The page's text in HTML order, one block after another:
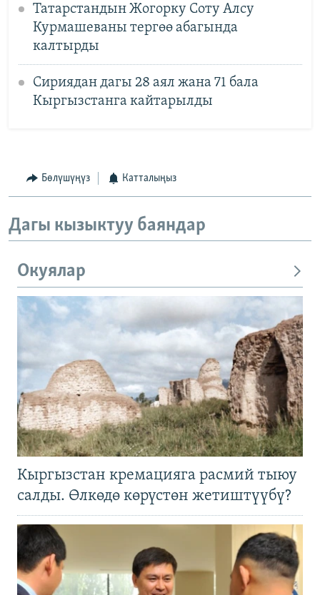
Татарстандын Жогорку Соту Алсу
Курмашеваны тергөө абагында
калтырды
Сириядан дагы 28 аял жана 71 бала
Кыргызстанга кайтарылды
Бөлүшүңүз Катталыңыз
Дагы кызыктуу баяндар
Окуялар
Кыргызстан кремацияга расмий тыюу
салды. Өлкөдө көрүстөн жетиштүүбү?